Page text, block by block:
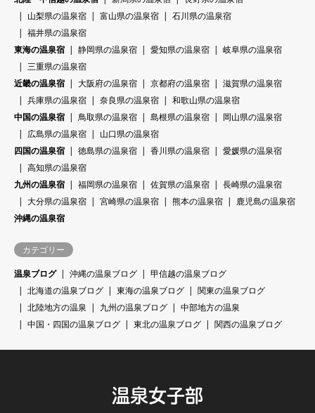
山梨県の温泉宿
富山県の温泉宿
石川県の温泉宿
福井県の温泉宿
東海の温泉宿
静岡県の温泉宿 愛知県の温泉宿
岐阜県の温泉宿
三重県の温泉宿
近畿の温泉宿
大阪府の温泉宿 京都府の温泉宿
滋賀県の温泉宿
兵庫県の温泉宿
奈良県の温泉宿
和歌山県の温泉宿
中国の温泉宿
鳥取県の温泉宿 島根県の温泉宿
岡山県の温泉宿
広島県の温泉宿
山口県の温泉宿
四国の温泉宿
徳島県の温泉宿 香川県の温泉宿
愛媛県の温泉宿
高知県の温泉宿
九州の温泉宿
福岡県の温泉宿 佐賀県の温泉宿
長崎県の温泉宿
大分県の温泉宿
宮崎県の温泉宿 熊本の温泉宿
鹿児島の温泉宿
沖縄の温泉宿
カテゴリー
温泉ブログ
沖縄の温泉ブログ
甲信越の温泉ブログ
北海道の温泉ブログ
東海の温泉ブログ
関東の温泉ブログ
北陸地方の温泉
九州の温泉ブログ
中部地方の温泉
中国・四国の温泉ブログ
東北の温泉ブログ 関西の温泉ブログ
温泉女子部